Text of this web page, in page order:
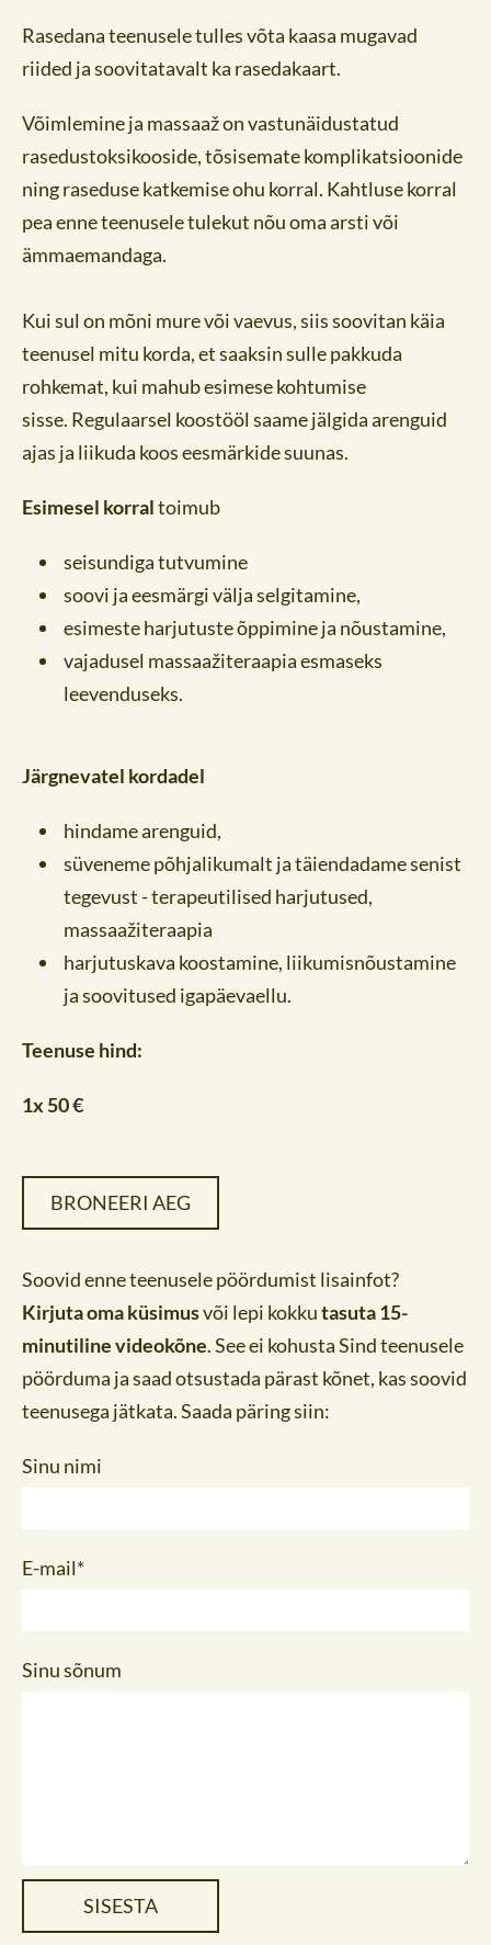
Rasedana teenusele tulles võta kaasa mugavad
riided ja soovitatavalt ka rasedakaart.
Võimlemine ja massaaž on vastunäidustatud
rasedustoksikooside, tõsisemate komplikatsioonide
ning raseduse katkemise ohu korral. Kahtluse korral
pea enne teenusele tulekut nõu oma arsti või
ämmaemandaga.
Kui sul on mõni mure või vaevus, siis soovitan käia
teenusel mitu korda, et saaksin sulle pakkuda
rohkemat, kui mahub esimese kohtumise
sisse. Regulaarsel koostööl saame jälgida arenguid
ajas ja liikuda koos eesmärkide suunas.
Esimesel korraltoimub
seisundiga tutvumine
soovi ja eesmärgi välja selgitamine,
esimeste harjutuste õppimine ja nõustamine,
vajadusel massaažiteraapia esmaseks
leevenduseks.
Järgnevatel kordadel
hindame arenguid,
süveneme põhjalikumalt ja täiendadame senist
tegevust - terapeutilised harjutused,
massaažiteraapia
harjutuskava koostamine, liikumisnõustamine
ja soovitused igapäevaellu.
Teenuse hind:
1x 50 €
BRONEERI AEG
Soovid enne teenusele pöördumist lisainfot?
Kirjuta oma küsimusvõi lepi kokkutasuta 15-
minutiline videokõne. See ei kohusta Sind teenusele
pöörduma ja saad otsustada pärast kõnet, kas soovid
teenusega jätkata. Saada päring siin:
Sinu nimi
E-mail
Sinu sõnum